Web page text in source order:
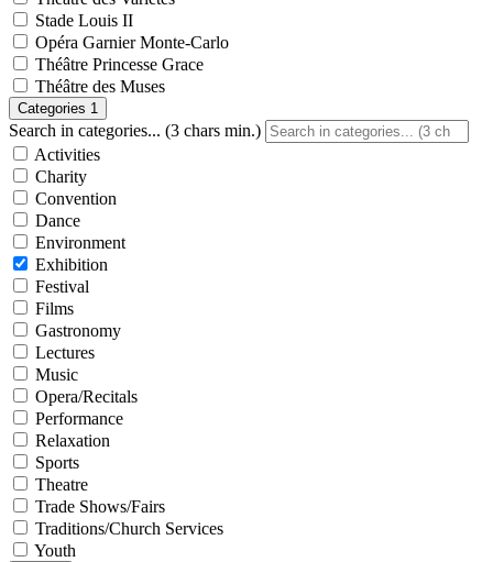
Stade Louis II
Opéra Garnier Monte-Carlo
Théâtre Princesse Grace
Théâtre des Muses
Categories 1
Search in categories... (3 chars min.)
Activities
Charity
Convention
Dance
Environment
Exhibition
Festival
Films
Gastronomy
Lectures
Music
Opera/Recitals
Performance
Relaxation
Sports
Theatre
Trade Shows/Fairs
Traditions/Church Services
Youth